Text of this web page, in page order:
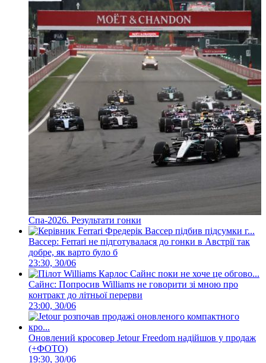
Спа-2026. Результати гонки
Вассер: Ferrari не підготувалася до гонки в Австрії так
добре, як варто було б
23:30, 30/06
Сайнс: Попросив Williams не говорити зі мною про
контракт до літньої перерви
23:00, 30/06
Оновлений кросовер Jetour Freedom надійшов у продаж
(+ФОТО)
19:30, 30/06